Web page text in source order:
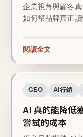
企業視角與顧客
如何幫品牌真正讀
閱讀全文
GEO AI行銷
AI 真的能降低
嘗試的成本